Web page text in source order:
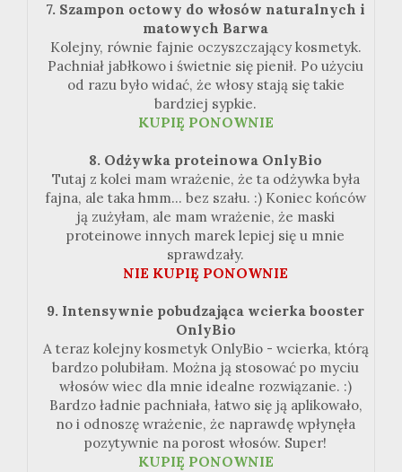
7. Szampon octowy do włosów naturalnych i
matowych Barwa
Kolejny, równie fajnie oczyszczający kosmetyk.
Pachniał jabłkowo i świetnie się pienił. Po użyciu
od razu było widać, że włosy stają się takie
bardziej sypkie.
KUPIĘ PONOWNIE
8. Odżywka proteinowa OnlyBio
Tutaj z kolei mam wrażenie, że ta odżywka była
fajna, ale taka hmm... bez szału. :) Koniec końców
ją zużyłam, ale mam wrażenie, że maski
proteinowe innych marek lepiej się u mnie
sprawdzały.
NIE KUPIĘ PONOWNIE
9. Intensywnie pobudzająca wcierka booster
OnlyBio
A teraz kolejny kosmetyk OnlyBio - wcierka, którą
bardzo polubiłam. Można ją stosować po myciu
włosów wiec dla mnie idealne rozwiązanie. :)
Bardzo ładnie pachniała, łatwo się ją aplikowało,
no i odnoszę wrażenie, że naprawdę wpłynęła
pozytywnie na porost włosów. Super!
KUPIĘ PONOWNIE